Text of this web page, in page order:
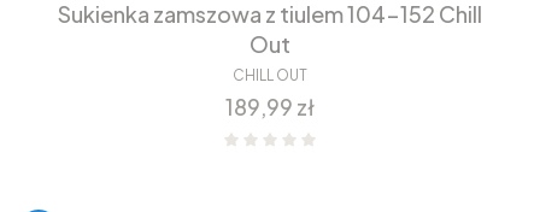
Sukienka zamszowa z tiulem 104-152 Chill
Out
CHILL OUT
Cena
189,99 zł